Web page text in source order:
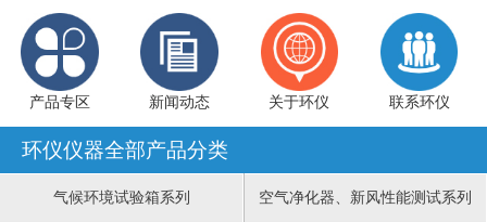
产品专区 新闻动态 关于环仪 联系环仪
环仪仪器全部产品分类
气候环境试验箱系列 空气净化器、新风性能测试系列